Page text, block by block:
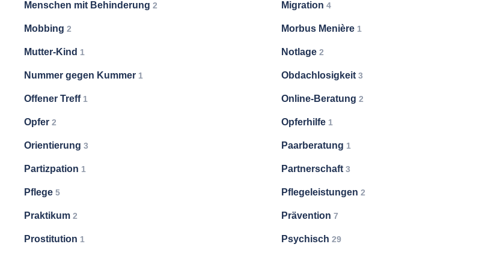
Menschen mit Behinderung 2 Migration 4
Mobbing 2 Morbus Menière 1
Mutter-Kind 1 Notlage 2
Nummer gegen Kummer 1 Obdachlosigkeit 3
Offener Treff 1 Online-Beratung 2
Opfer 2 Opferhilfe 1
Orientierung 3 Paarberatung 1
Partizpation 1 Partnerschaft 3
Pflege 5 Pflegeleistungen 2
Praktikum 2 Prävention 7
Prostitution 1 Psychisch 29